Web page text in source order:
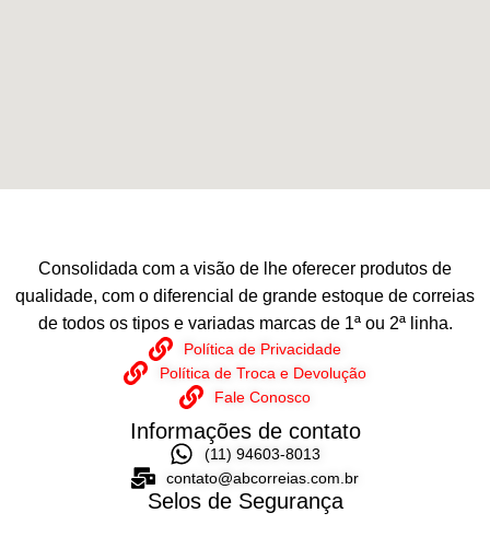
Consolidada com a visão de lhe oferecer produtos de
qualidade, com o diferencial de grande estoque de correias
de todos os tipos e variadas marcas de 1ª ou 2ª linha.
Política de Privacidade
Política de Troca e Devolução
Fale Conosco
Informações de contato
(11) 94603-8013
contato@abcorreias.com.br
Selos de Segurança